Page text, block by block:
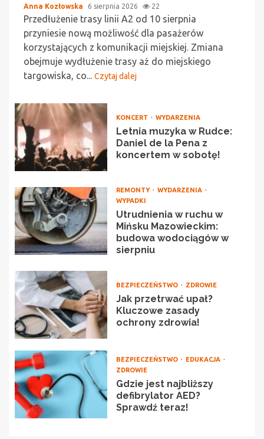
Anna Kozłowska 6 sierpnia 2026 22
Przedłużenie trasy linii A2 od 10 sierpnia
przyniesie nową możliwość dla pasażerów
korzystających z komunikacji miejskiej. Zmiana
obejmuje wydłużenie trasy aż do miejskiego
targowiska, co... Czytaj dalej
KONCERT WYDARZENIA
Letnia muzyka w Rudce:
Daniel de la Pena z
koncertem w sobotę!
REMONTY
WYDARZENIA
WYPADKI
Utrudnienia w ruchu w
Mińsku Mazowieckim:
budowa wodociągów w
sierpniu
BEZPIECZEŃSTWO ZDROWIE
Jak przetrwać upał?
Kluczowe zasady
ochrony zdrowia!
BEZPIECZEŃSTWO
EDUKACJA
ZDROWIE
Gdzie jest najbliższy
defibrylator AED?
Sprawdź teraz!